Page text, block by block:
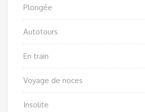
Plongée
Autotours
En train
Voyage de noces
Insolite